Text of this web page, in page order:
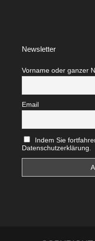
Newsletter
Vorname oder ganzer
Email
Indem Sie
Datenschutzerklärung.